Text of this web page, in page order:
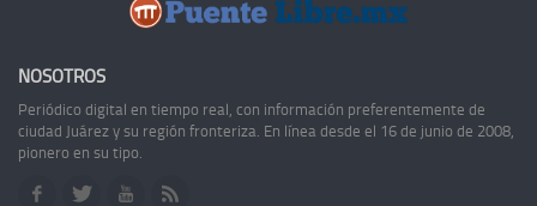
NOSOTROS
Periódico digital en tiempo real, con información preferentemente de
ciudad Juárez y su región fronteriza. En línea desde el 16 de junio de 2008,
pionero en su tipo.